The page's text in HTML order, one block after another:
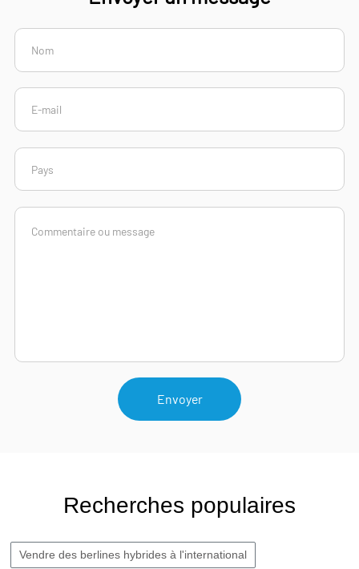
Envoyer
Recherches populaires
Vendre des berlines hybrides à l'international